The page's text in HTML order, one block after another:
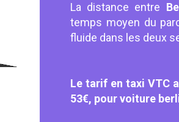
La distance entre
temps moyen du
fluide dans les deux
Le tarif en taxi VTC
53€, pour voiture